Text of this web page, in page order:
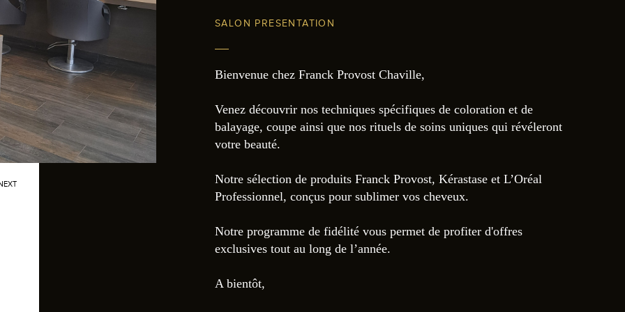
SALON PRESENTATION
Bienvenue chez Franck Provost Chaville,
Venez découvrir nos techniques spécifiques de coloration et de
balayage, coupe ainsi que nos rituels de soins uniques qui révéleront
votre beauté.
Notre sélection de produits Franck Provost, Kérastase et L’Oréal
Professionnel, conçus pour sublimer vos cheveux.
Notre programme de fidélité vous permet de profiter d'offres
exclusives tout au long de l’année.
A bientôt,